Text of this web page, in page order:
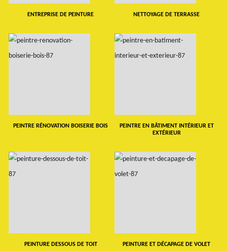
ENTREPRISE DE PEINTURE NETTOYAGE DE TERRASSE
PEINTRE RÉNOVATION BOISERIE BOIS
PEINTRE EN BÂTIMENT INTÉRIEUR ET
EXTÉRIEUR
PEINTURE DESSOUS DE TOIT PEINTURE ET DÉCAPAGE DE VOLET